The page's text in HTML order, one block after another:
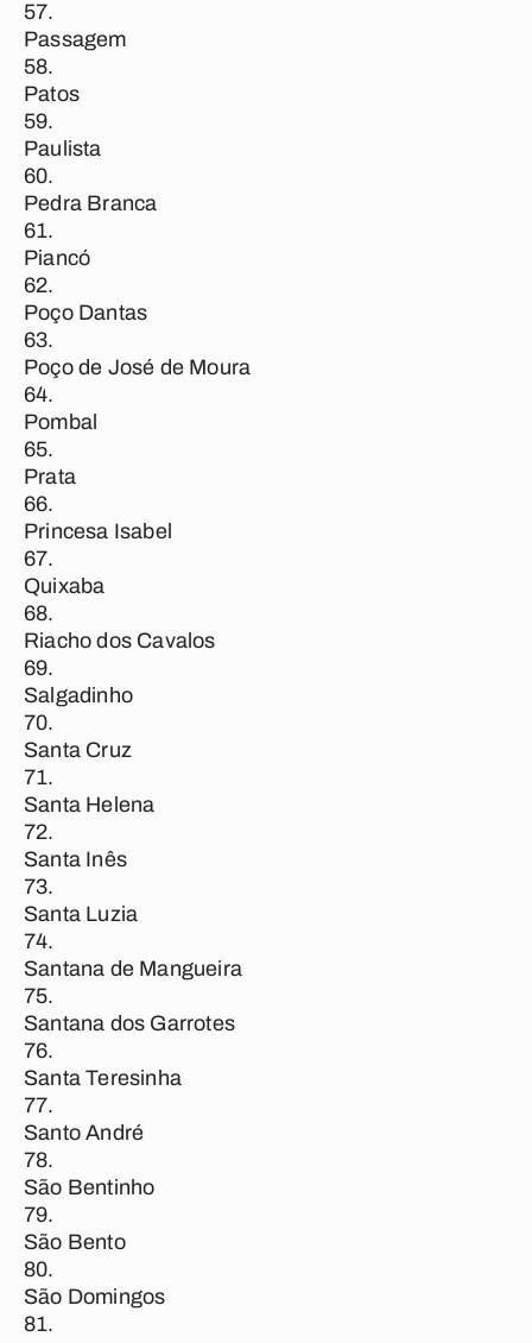
Passagem
Patos
Paulista
Pedra Branca
Piancó
Poço Dantas
Poço de José de Moura
Pombal
Prata
Princesa Isabel
Quixaba
Riacho dos Cavalos
Salgadinho
Santa Cruz
Santa Helena
Santa Inês
Santa Luzia
Santana de Mangueira
Santana dos Garrotes
Santa Teresinha
Santo André
São Bentinho
São Bento
São Domingos